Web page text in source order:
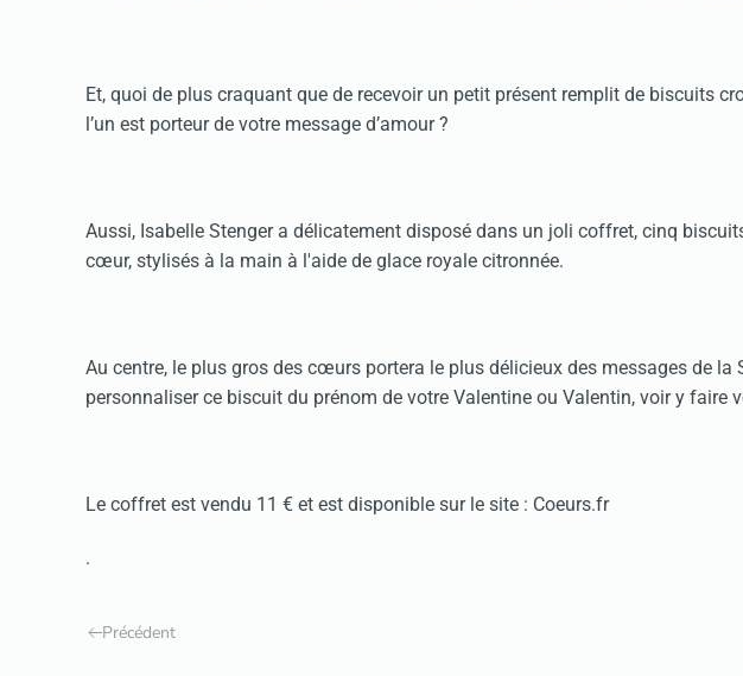
Et, quoi de plus craquant que de recevoir un petit présent remplit de biscuits
l’un est porteur de votre message d’amour ?
Aussi, Isabelle Stenger a délicatement disposé dans un joli coffret, cinq
cœur, stylisés à la main à l'aide de glace royale citronnée.
Au centre, le plus gros des cœurs portera le plus délicieux des messages de
personnaliser ce biscuit du prénom de votre Valentine ou Valentin, voir y faire
Le coffret est vendu 11 € et est disponible sur le site : Coeurs.fr
.
Précédent